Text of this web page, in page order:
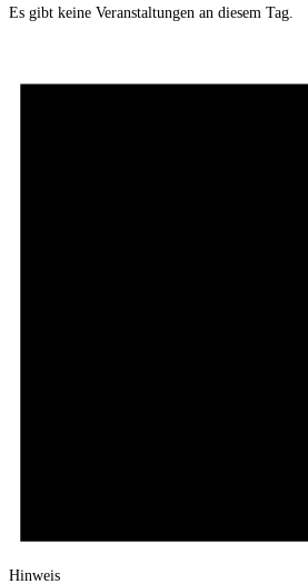
Es gibt keine Veranstaltungen an diesem Tag.
Hinweis